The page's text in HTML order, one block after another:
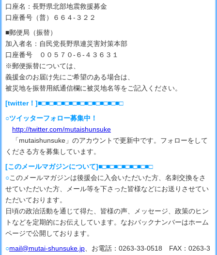
口座名：長野県北部地震救援募金
口座番号（普）６６４‐３２２
■郵便局（振替）
加入者名：自民党長野県連災害対策本部
口座番号 ００５７０‐６‐４３６３１
※郵便振替については、
義援金のお届け先にご希望のある場合は、
被災地を振替用紙通信欄に被災地名等をご記入ください。
[twitter！]■□■□■□■□■□■□■□■□■□■□■□
○ツイッターフォロー募集中！
http://twitter.com/mutaishunsuke
「mutaishunsuke」のアカウントで更新中です。フォローをして
くださる方を募集しています。
[このメールマガジンについて]■□■□■□■□■□■□■□
○このメールマガジンは後援会に入会いただいた方、名刺交換をさ
せていただいた方、メール等を下さった皆様などにお送りさせてい
ただいております。
日頃の政治活動を通じて得た、皆様の声、メッセージ、政策のヒン
トなどを定期的にお伝えしています。なおバックナンバーはホーム
ページで公開しております。
○mail@mutai-shunsuke.jp、お電話：0263-33-0518 FAX：0263-3